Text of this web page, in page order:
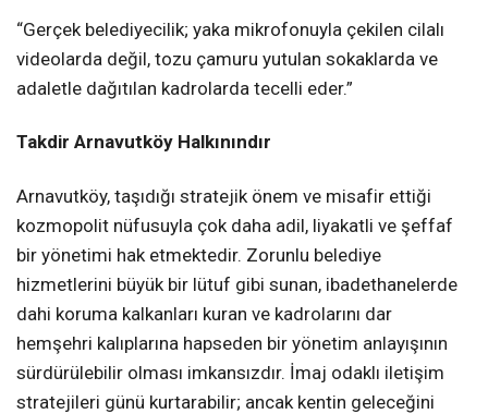
“Gerçek belediyecilik; yaka mikrofonuyla çekilen cilalı
videolarda değil, tozu çamuru yutulan sokaklarda ve
adaletle dağıtılan kadrolarda tecelli eder.”
Takdir Arnavutköy Halkınındır
Arnavutköy, taşıdığı stratejik önem ve misafir ettiği
kozmopolit nüfusuyla çok daha adil, liyakatli ve şeffaf
bir yönetimi hak etmektedir. Zorunlu belediye
hizmetlerini büyük bir lütuf gibi sunan, ibadethanelerde
dahi koruma kalkanları kuran ve kadrolarını dar
hemşehri kalıplarına hapseden bir yönetim anlayışının
sürdürülebilir olması imkansızdır. İmaj odaklı iletişim
stratejileri günü kurtarabilir; ancak kentin geleceğini